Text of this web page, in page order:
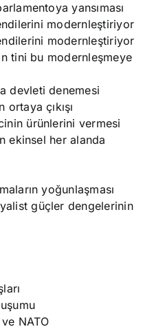
yansıması
modernleştiriyor
modernleştiriyor
tini bu modernleşmeye
devleti denemesi
çıkışı
ürünlerini vermesi
ekinsel her alanda
yoğunlaşması
güçler dengelerinin
NATO